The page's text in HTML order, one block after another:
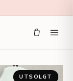
UTSOLGT